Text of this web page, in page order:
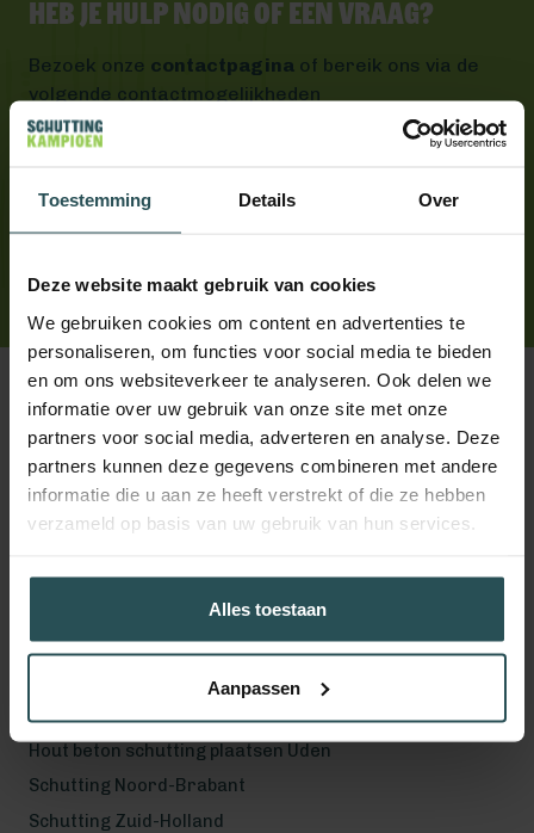
Toestemming Details Over
Deze website maakt gebruik van cookies
We gebruiken cookies om content en advertenties te
personaliseren, om functies voor social media te bieden
en om ons websiteverkeer te analyseren. Ook delen we
informatie over uw gebruik van onze site met onze
partners voor social media, adverteren en analyse. Deze
partners kunnen deze gegevens combineren met andere
informatie die u aan ze heeft verstrekt of die ze hebben
verzameld op basis van uw gebruik van hun services.
Alles toestaan
Aanpassen
Heb je hulp nodig of een vraag?
Bezoek onze contactpagina of bereik ons via de
volgende contactmogelijkheden
Mail ons
Antwoord binnen één werkdag
Handig toch?
Volg ons!
Hout beton schutting plaatsen Helmond
Hout beton schutting plaatsen Vught
Hout beton schutting plaatsen Den Bosch
Hout beton schutting plaatsen Uden
Schutting Noord-Brabant
Schutting Zuid-Holland